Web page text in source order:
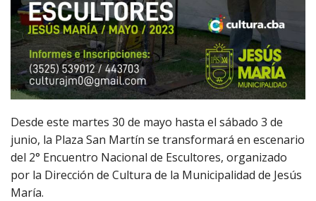
Desde este martes 30 de mayo hasta el sábado 3 de
junio, la Plaza San Martín se transformará en escenario
del 2° Encuentro Nacional de Escultores, organizado
por la Dirección de Cultura de la Municipalidad de Jesús
María.